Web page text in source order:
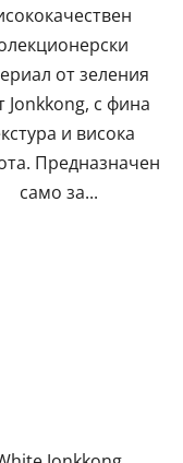
от зеления
Jonkkong, с фина
и висока
Предназначен
само за...